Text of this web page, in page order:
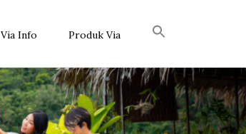
Via Info Produk Via